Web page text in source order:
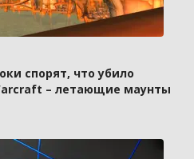
спорят, что убило
– летающие маунты